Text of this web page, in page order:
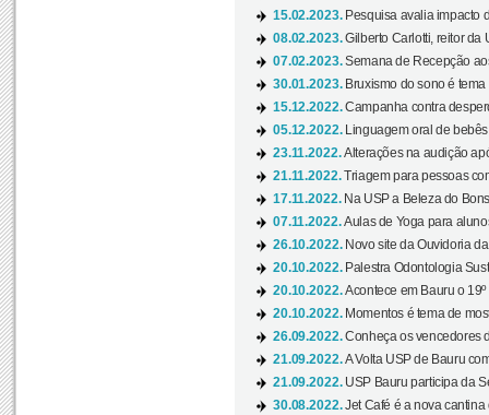
15.02.2023. Pesquisa avalia impacto
08.02.2023.Gilberto Carlotti, reitor da
07.02.2023.Semana de Recepção
30.01.2023. Bruxismo do sono é
15.12.2022.Campanha contra
05.12.2022.
Linguagem oral de
23.11.2022.Alterações na audição
21.11.2022.Triagem para pessoas
17.11.2022. Na USP a Beleza do
07.11.2022.Aulas de Yoga para
26.10.2022. Novo site da Ouvidoria
20.10.2022. Palestra Odontologia
20.10.2022.Acontece em Bauru o 19º
20.10.2022. Momentos é tema de
26.09.2022.Conheça os vencedores
21.09.2022.A Volta USP de Bauru
21.09.2022. USP Bauru participa da
30.08.2022.Jet Café é a nova